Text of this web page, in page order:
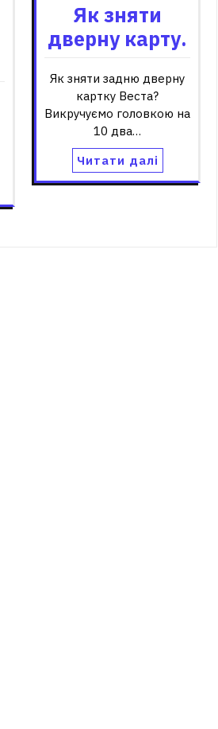
Як зняти
дверну карту.
Як зняти задню дверну
картку Веста?
Викручуємо головкою на
10 два…
Читати далі